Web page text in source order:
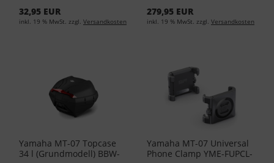
32,95 EUR
inkl. 19 % MwSt. zzgl. Versandkosten
279,95 EUR
inkl. 19 % MwSt. zzgl. Versandkosten
Yamaha MT-07 Topcase
34 l (Grundmodell) BBW-
Yamaha MT-07 Universal
Phone Clamp YME-FUPCL-